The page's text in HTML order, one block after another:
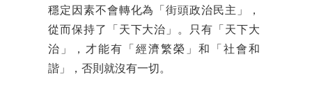
穩定因素不會轉化為「街頭政治民主」，
從而保持了「天下大治」。只有「天下大
治」，才能有「經濟繁榮」和「社會和
諧」，否則就沒有一切。